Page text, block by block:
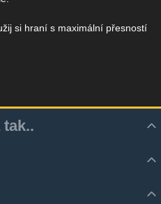
si hraní s maximální přesností